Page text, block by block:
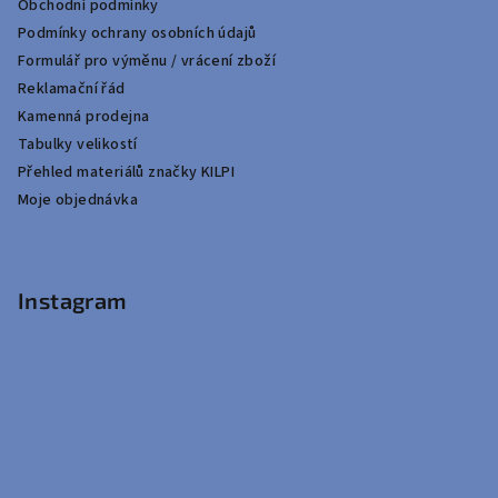
Obchodní podmínky
Podmínky ochrany osobních údajů
Formulář pro výměnu / vrácení zboží
Reklamační řád
Kamenná prodejna
Tabulky velikostí
Přehled materiálů značky KILPI
Moje objednávka
Instagram